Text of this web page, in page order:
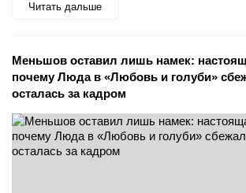
Читать дальше
Меньшов оставил лишь намек:
почему Люда в «Любовь и голуби»
осталась за кадром